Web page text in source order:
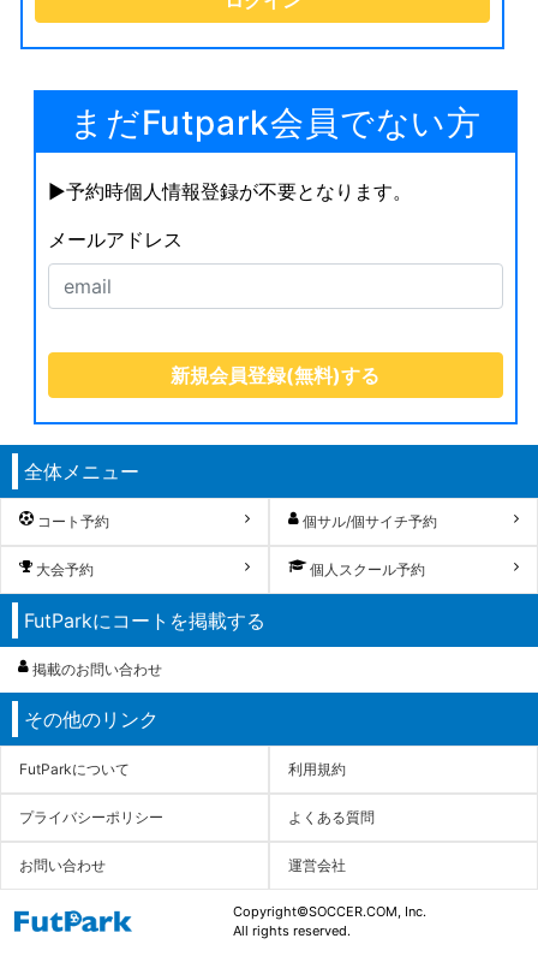
まだFutpark会員でない方
▶︎予約時個人情報登録が不要となります。
メールアドレス
全体メニュー
コート予約 個サル/個サイチ予約
大会予約 個人スクール予約
FutParkにコートを掲載する
掲載のお問い合わせ
その他のリンク
FutParkについて 利用規約
プライバシーポリシー よくある質問
お問い合わせ 運営会社
Copyright©SOCCER.COM, Inc.
All rights reserved.